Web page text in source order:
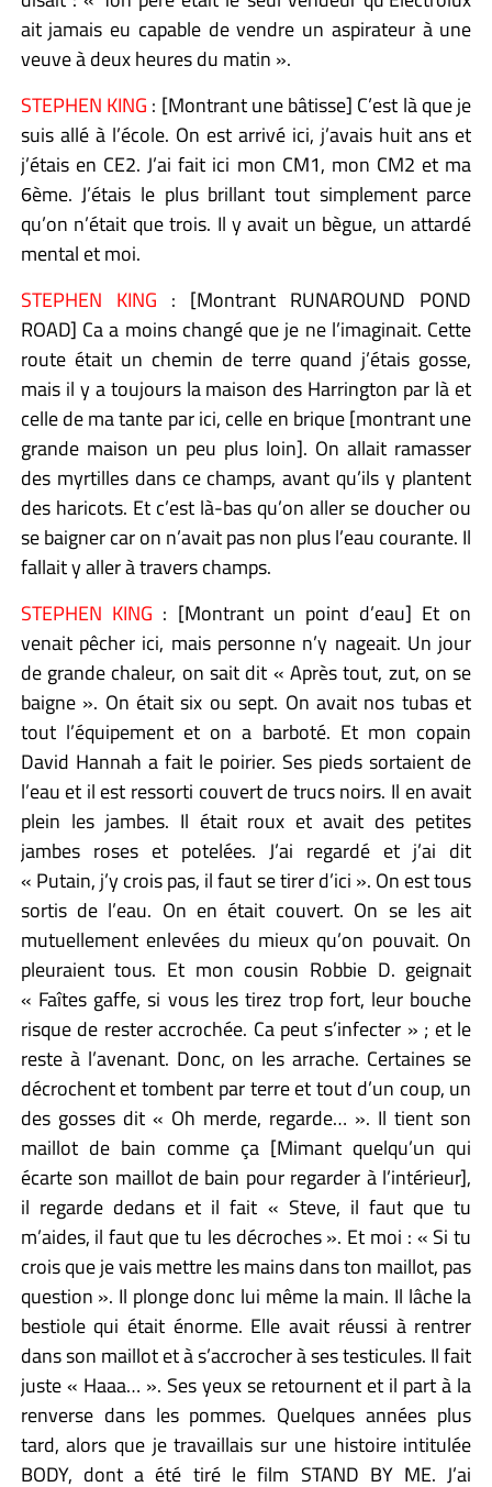
ait jamais eu capable de vendre un aspirateur à une
veuve à deux heures du matin ».
STEPHEN KING : [Montrant une bâtisse] C’est là que je
suis allé à l’école. On est arrivé ici, j’avais huit ans et
j’étais en CE2. J’ai fait ici mon CM1, mon CM2 et ma
6ème. J’étais le plus brillant tout simplement parce
qu’on n’était que trois. Il y avait un bègue, un attardé
mental et moi.
STEPHEN KING : [Montrant RUNAROUND POND
ROAD] Ca a moins changé que je ne l’imaginait. Cette
route était un chemin de terre quand j’étais gosse,
mais il y a toujours la maison des Harrington par là et
celle de ma tante par ici, celle en brique [montrant une
grande maison un peu plus loin]. On allait ramasser
des myrtilles dans ce champs, avant qu’ils y plantent
des haricots. Et c’est là-bas qu’on aller se doucher ou
se baigner car on n’avait pas non plus l’eau courante. Il
fallait y aller à travers champs.
STEPHEN KING : [Montrant un point d’eau] Et on
venait pêcher ici, mais personne n’y nageait. Un jour
de grande chaleur, on sait dit « Après tout, zut, on se
baigne ». On était six ou sept. On avait nos tubas et
tout l’équipement et on a barboté. Et mon copain
David Hannah a fait le poirier. Ses pieds sortaient de
l’eau et il est ressorti couvert de trucs noirs. Il en avait
plein les jambes. Il était roux et avait des petites
jambes roses et potelées. J’ai regardé et j’ai dit
« Putain, j’y crois pas, il faut se tirer d’ici ». On est tous
sortis de l’eau. On en était couvert. On se les ait
mutuellement enlevées du mieux qu’on pouvait. On
pleuraient tous. Et mon cousin Robbie D. geignait
« Faîtes gaffe, si vous les tirez trop fort, leur bouche
risque de rester accrochée. Ca peut s’infecter » ; et le
reste à l’avenant. Donc, on les arrache. Certaines se
décrochent et tombent par terre et tout d’un coup, un
des gosses dit « Oh merde, regarde… ». Il tient son
maillot de bain comme ça [Mimant quelqu’un qui
écarte son maillot de bain pour regarder à l’intérieur],
il regarde dedans et il fait « Steve, il faut que tu
m’aides, il faut que tu les décroches ». Et moi : « Si tu
crois que je vais mettre les mains dans ton maillot, pas
question ». Il plonge donc lui même la main. Il lâche la
bestiole qui était énorme. Elle avait réussi à rentrer
dans son maillot et à s’accrocher à ses testicules. Il fait
juste « Haaa… ». Ses yeux se retournent et il part à la
renverse dans les pommes. Quelques années plus
tard, alors que je travaillais sur une histoire intitulée
BODY, dont a été tiré le film STAND BY ME. J’ai